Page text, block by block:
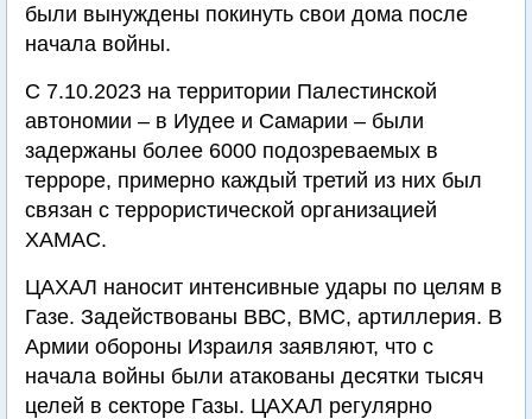
были вынуждены покинуть свои дома после
начала войны.
С 7.10.2023 на территории Палестинской
автономии – в Иудее и Самарии – были
задержаны более 6000 подозреваемых в
терроре, примерно каждый третий из них был
связан с террористической организацией
ХАМАС.
ЦАХАЛ наносит интенсивные удары по целям в
Газе. Задействованы ВВС, ВМС, артиллерия. В
Армии обороны Израиля заявляют, что с
начала войны были атакованы десятки тысяч
целей в секторе Газы. ЦАХАЛ регулярно